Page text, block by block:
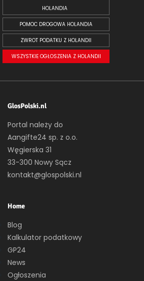
HOLANDIA
POMOC DROGOWA HOLANDIA
ZWROT PODATKU Z HOLANDII
WSZYSTKIE OGŁOSZENIA Z HOLANDII
GlosPolski.nl
Portal należy do
Aangifte24 sp. z o.o.
Węgierska 31
33-300 Nowy Sącz
kontakt@glospolski.nl
Home
Blog
Kalkulator podatkowy
GP24
News
Ogłoszenia